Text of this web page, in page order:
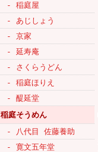
- 稲庭屋
- あじしょう
- 京家
- 延寿庵
- さくらうどん
- 稲庭ほりえ
- 醍延堂
稲庭そうめん
- 八代目 佐藤養助
- 寛文五年堂